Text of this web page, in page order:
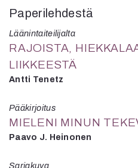
Paperilehdestä
Läänintaiteilijalta
RAJOISTA,
LIIKKEESTÄ
Antti Tenetz
Pääkirjoitus
MIELENI MINUN
Paavo J. Heinonen
Sarjakuva